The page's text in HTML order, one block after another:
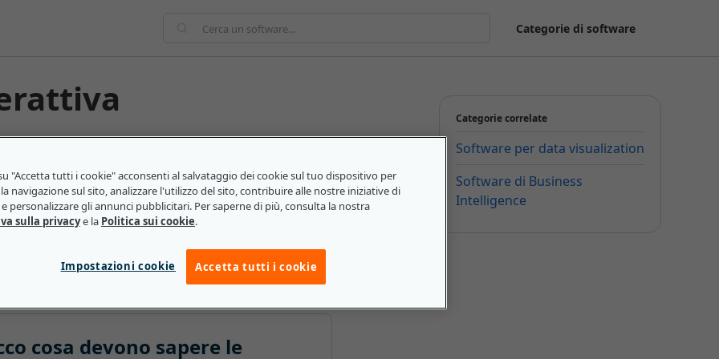
Categorie di software
software di analisi dei dati che consente agli utenti
dei dati. Offre una soluzione per visualizzare
su dati complessi. La visualizzazione dei dati
aiutare gli utenti e gli analisti a comprendere il
dati integra strumenti di interazione con il fine di
fornire maggiori dettagli e ottenere un maggior
cosa devono sapere le
Categorie correlate
Software per data visualization
Software di Business
Intelligence
"Accetta tutti i cookie" acconsenti al salvataggio dei cookie sul tuo dispositivo per
navigazione sul sito, analizzare l'utilizzo del sito, contribuire alle nostre iniziative di
personalizzare gli annunci pubblicitari. Per saperne di più, consulta la nostra
sulla privacye la Politica sui cookie.
Impostazioni cookie Accetta tutti i cookie